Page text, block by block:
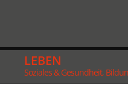
LEBEN
Soziales & Gesundheit,